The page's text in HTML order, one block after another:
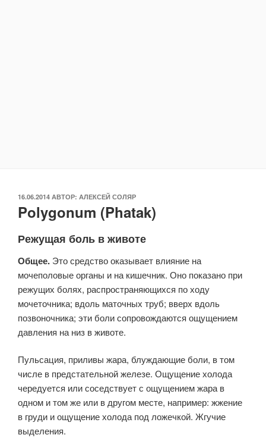
ОПУБЛИКОВАНО
16.06.2014 АВТОР: АЛЕКСЕЙ СОЛЯР
Polygonum (Phatak)
Режущая боль в животе
Общее. Это средство оказывает влияние на
мочеполовые органы и на кишечник. Оно показано при
режущих болях, распространяющихся по ходу
мочеточника; вдоль маточных труб; вверх вдоль
позвоночника; эти боли сопровождаются ощущением
давления на низ в животе.
Пульсация, приливы жара, блуждающие боли, в том
числе в предстательной железе. Ощущение холода
чередуется или соседствует с ощущением жара в
одном и том же или в другом месте, например: жжение
в груди и ощущение холода под ложечкой. Жгучие
выделения.